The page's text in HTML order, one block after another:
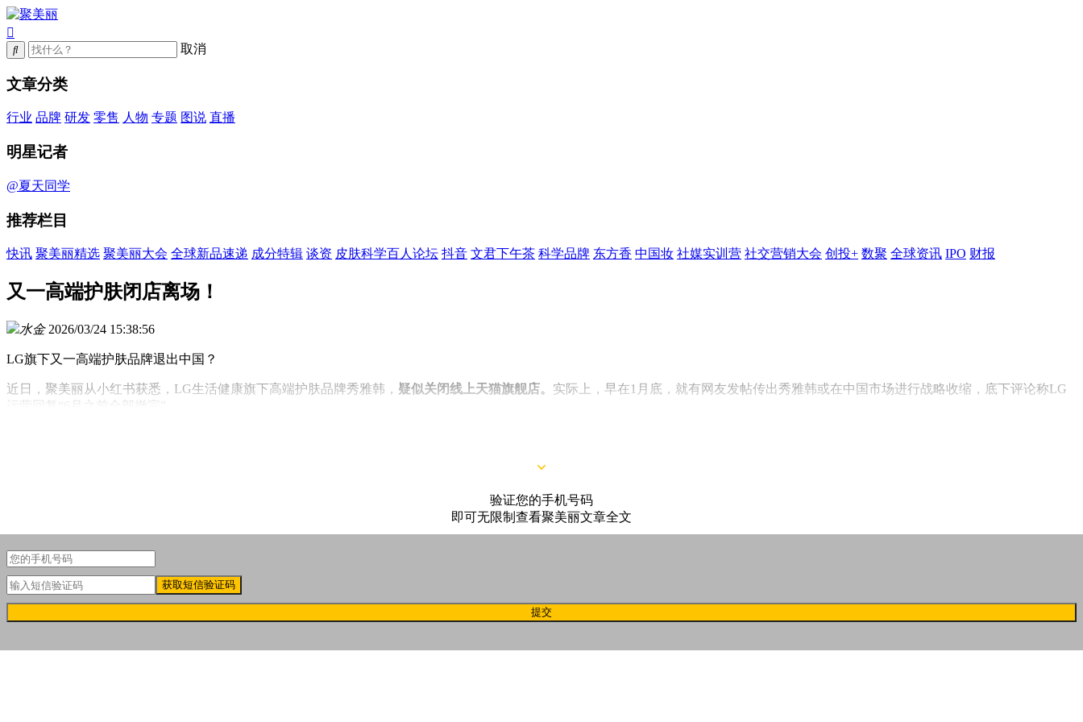
取消
文章分类
行业 品牌 研发 零售 人物 专题 图说 直播
明星记者
@夏天同学
推荐栏目
快讯 聚美丽精选 聚美丽大会 全球新品速递 成分特辑 谈资 皮肤科学百人论坛 抖音 文君下午茶 科学品牌 东方香 中国妆 社媒实训营 社交营销大会 创投+ 数聚 全球资讯 IPO 财报
又一高端护肤闭店离场！
水金 2026/03/24 15:38:56
LG旗下又一高端护肤品牌退出中国？
近日，聚美丽从小红书获悉，LG生活健康旗下高端护肤品牌秀雅韩， 疑似关闭线上天猫旗舰店。 实际上，早在1月底，就有网友发帖传出秀雅韩或在中国市场进行战略收缩，底下评论称LG
运营回复“6月之前全部撤完”。
验证您的手机号码
即可无限制查看聚美丽文章全文
获取短信验证码
提交